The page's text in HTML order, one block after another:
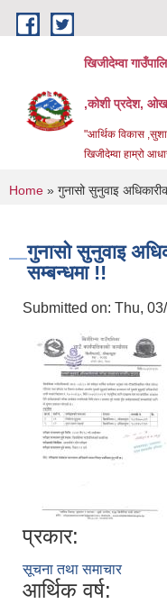
Skip to main content
खिजीदेम्वा
,कोशी प्रदेश,
"आर्थिक विकास
खिजीदेम्वा हाम्रो
You are here
Home » गुनासो सुनुवाइ
गुनासो सुनुवाइ
सम्बन्धमा !!
Submitted on: Thu,
प्रकार:
सूचना तथा समाचार
आर्थिक वर्ष: